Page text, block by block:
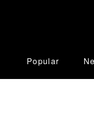
Popular